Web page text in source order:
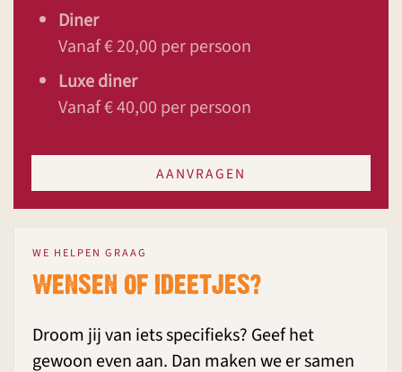
Diner
Vanaf € 20,00 per persoon
Luxe diner
Vanaf € 40,00 per persoon
AANVRAGEN
WE HELPEN GRAAG
WENSEN OF IDEETJES?
Droom jij van iets specifieks? Geef het
gewoon even aan. Dan maken we er samen